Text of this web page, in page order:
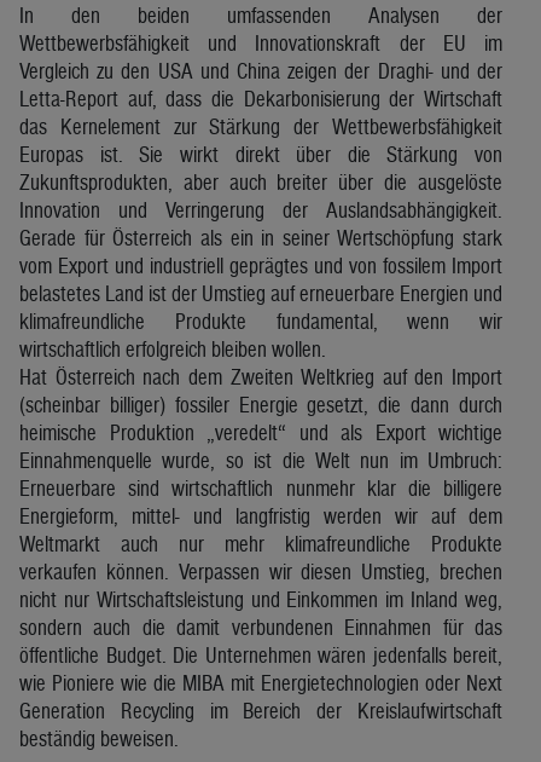
In den beiden umfassenden Analysen der
Wettbewerbsfähigkeit und Innovationskraft der EU im
Vergleich zu den USA und China zeigen der Draghi- und der
Letta-Report auf, dass die Dekarbonisierung der Wirtschaft
das Kernelement zur Stärkung der Wettbewerbsfähigkeit
Europas ist. Sie wirkt direkt über die Stärkung von
Zukunftsprodukten, aber auch breiter über die ausgelöste
Innovation und Verringerung der Auslandsabhängigkeit.
Gerade für Österreich als ein in seiner Wertschöpfung stark
vom Export und industriell geprägtes und von fossilem Import
belastetes Land ist der Umstieg auf erneuerbare Energien und
klimafreundliche Produkte fundamental, wenn wir
wirtschaftlich erfolgreich bleiben wollen.
Hat Österreich nach dem Zweiten Weltkrieg auf den Import
(scheinbar billiger) fossiler Energie gesetzt, die dann durch
heimische Produktion „veredelt“ und als Export wichtige
Einnahmenquelle wurde, so ist die Welt nun im Umbruch:
Erneuerbare sind wirtschaftlich nunmehr klar die billigere
Energieform, mittel- und langfristig werden wir auf dem
Weltmarkt auch nur mehr klimafreundliche Produkte
verkaufen können. Verpassen wir diesen Umstieg, brechen
nicht nur Wirtschaftsleistung und Einkommen im Inland weg,
sondern auch die damit verbundenen Einnahmen für das
öffentliche Budget. Die Unternehmen wären jedenfalls bereit,
wie Pioniere wie die MIBA mit Energietechnologien oder Next
Generation Recycling im Bereich der Kreislaufwirtschaft
beständig beweisen.